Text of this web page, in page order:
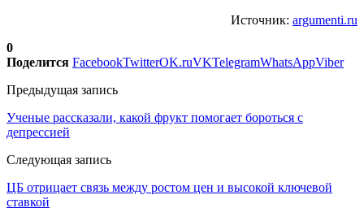
Источник: argumenti.ru
0
Поделится FacebookTwitterOK.ruVKTelegramWhatsAppViber
Предыдущая запись
Ученые рассказали, какой фрукт помогает бороться с
депрессией
Следующая запись
ЦБ отрицает связь между ростом цен и высокой ключевой
ставкой